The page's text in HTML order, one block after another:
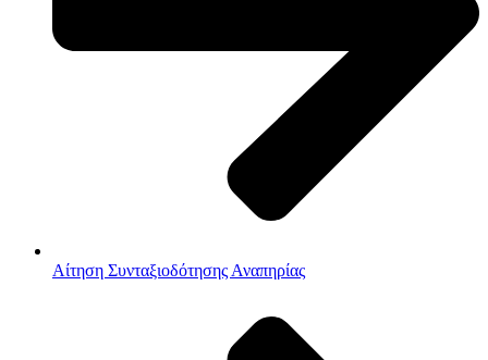
Αίτηση Συνταξιοδότησης Αναπηρίας